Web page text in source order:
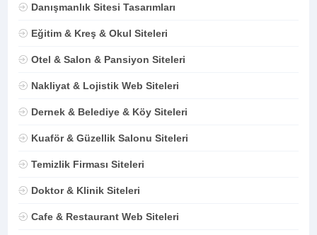
Danışmanlık Sitesi Tasarımları
Eğitim & Kreş & Okul Siteleri
Otel & Salon & Pansiyon Siteleri
Nakliyat & Lojistik Web Siteleri
Dernek & Belediye & Köy Siteleri
Kuaför & Güzellik Salonu Siteleri
Temizlik Firması Siteleri
Doktor & Klinik Siteleri
Cafe & Restaurant Web Siteleri